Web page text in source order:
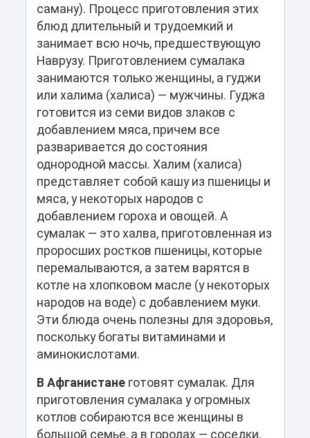
саману). Процесс приготовления этих
блюд длительный и трудоемкий и
занимает всю ночь, предшествующую
Наврузу. Приготовлением сумалака
занимаются только женщины, а гуджи
или халима (халиса) — мужчины. Гуджа
готовится из семи видов злаков с
добавлением мяса, причем все
разваривается до состояния
однородной массы. Халим (халиса)
представляет собой кашу из пшеницы и
мяса, у некоторых народов с
добавлением гороха и овощей. А
сумалак — это халва, приготовленная из
проросших ростков пшеницы, которые
перемалываются, а затем варятся в
котле на хлопковом масле (у некоторых
народов на воде) с добавлением муки.
Эти блюда очень полезны для здоровья,
поскольку богаты витаминами и
аминокислотами.
В Афганистанеготовят сумалак. Для
приготовления сумалака у огромных
котлов собираются все женщины в
большой семье, а в городах — соседки,